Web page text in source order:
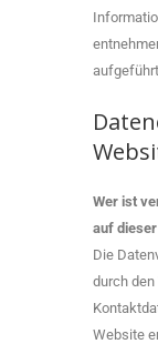
Wer ist
auf
Die
durch
Website